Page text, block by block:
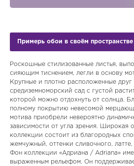
Примерь обои в своём пространстве
Роскошные стилизованные листья,
сияющим тиснением, легли в основу
Крупные и плотно расположенные друг
средиземноморский сад с густой
которой можно отдохнуть от солнца.
полному покрытию невесомой
мотива приобрели невероятно
зависимости от угла зрения. Широкая
коллекции состоит из благородных
жемчужный, оттенки сливочного,
Фон коллекции «Адриана / Adriana»
выраженным рельефом. Он